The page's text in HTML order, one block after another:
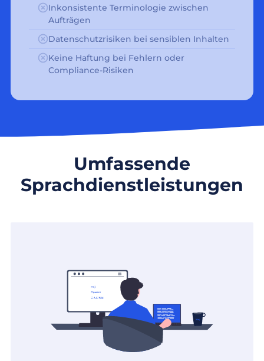
Inkonsistente Terminologie zwischen
Aufträgen
Datenschutzrisiken bei sensiblen Inhalten
Keine Haftung bei Fehlern oder
Compliance-Risiken
Umfassende
Sprachdienstleistungen